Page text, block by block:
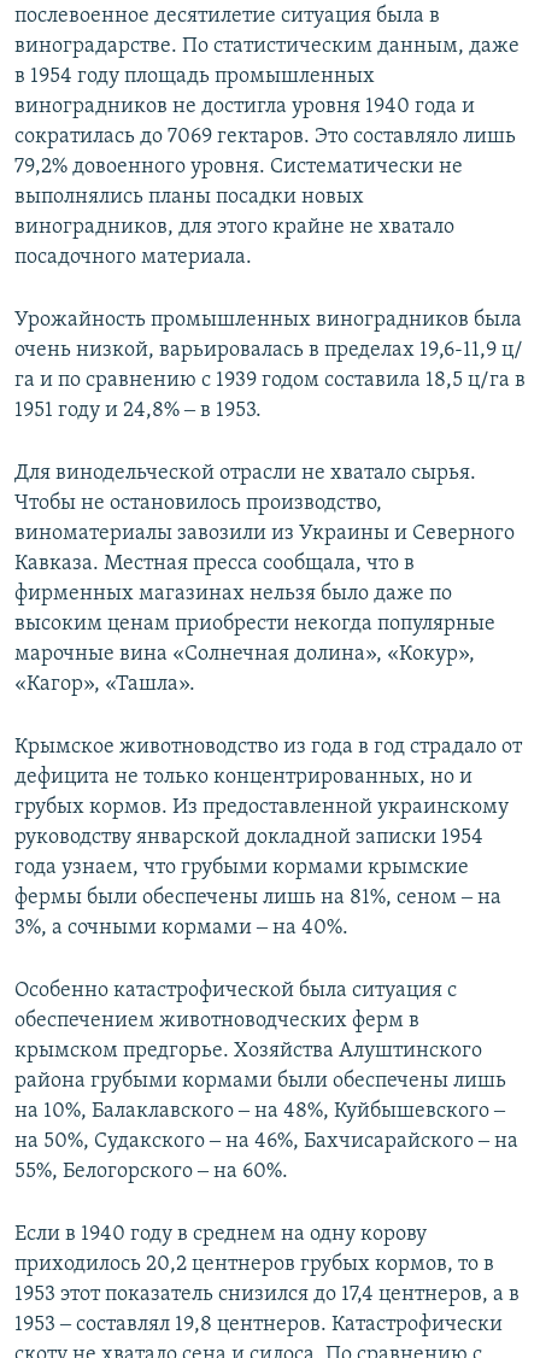
послевоенное десятилетие ситуация была в
виноградарстве. По статистическим данным, даже
в 1954 году площадь промышленных
виноградников не достигла уровня 1940 года и
сократилась до 7069 гектаров. Это составляло лишь
79,2% довоенного уровня. Систематически не
выполнялись планы посадки новых
виноградников, для этого крайне не хватало
посадочного материала.
Урожайность промышленных виноградников была
очень низкой, варьировалась в пределах 19,6-11,9 ц/
га и по сравнению с 1939 годом составила 18,5 ц/га в
1951 году и 24,8% ‒ в 1953.
Для винодельческой отрасли не хватало сырья.
Чтобы не остановилось производство,
виноматериалы завозили из Украины и Северного
Кавказа. Местная пресса сообщала, что в
фирменных магазинах нельзя было даже по
высоким ценам приобрести некогда популярные
марочные вина «Солнечная долина», «Кокур»,
«Кагор», «Ташла».
Крымское животноводство из года в год страдало от
дефицита не только концентрированных, но и
грубых кормов. Из предоставленной украинскому
руководству январской докладной записки 1954
года узнаем, что грубыми кормами крымские
фермы были обеспечены лишь на 81%, сеном ‒ на
3%, а сочными кормами ‒ на 40%.
Особенно катастрофической была ситуация с
обеспечением животноводческих ферм в
крымском предгорье. Хозяйства Алуштинского
района грубыми кормами были обеспечены лишь
на 10%, Балаклавского ‒ на 48%, Куйбышевского ‒
на 50%, Судакского ‒ на 46%, Бахчисарайского ‒ на
55%, Белогорского ‒ на 60%.
Если в 1940 году в среднем на одну корову
приходилось 20,2 центнеров грубых кормов, то в
1953 этот показатель снизился до 17,4 центнеров, а в
1953 ‒ составлял 19,8 центнеров. Катастрофически